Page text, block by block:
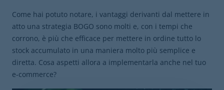
Come hai potuto notare, i vantaggi derivanti dal mettere in
atto una strategia BOGO sono molti e, con i tempi che
corrono, è più che efficace per mettere in ordine tutto lo
stock accumulato in una maniera molto più semplice e
diretta. Cosa aspetti allora a implementarla anche nel tuo
e-commerce?